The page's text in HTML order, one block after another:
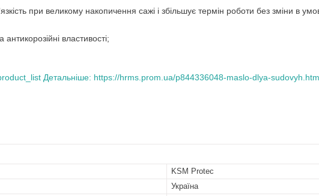
при великому накопичення сажі і збільшує термін роботи без зміни в
антикорозійні властивості;
Детальніше: https://hrms.prom.ua/p844336048-maslo-dlya-
KSM Protec
Україна